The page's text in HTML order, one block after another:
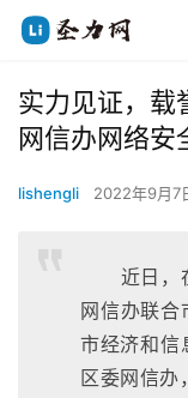
实力见证，载
网信办网络安
lishengli 2022年9月7
近日，在
网信办联合
市经济和信
区委网信办